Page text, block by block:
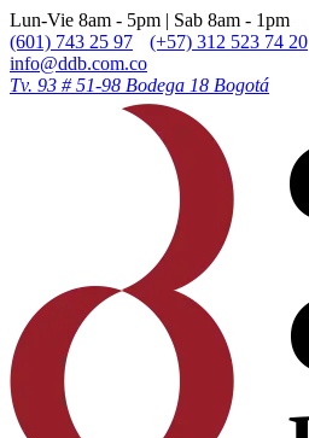
Lun-Vie 8am - 5pm | Sab 8am - 1pm
(601) 743 25 97
(+57) 312 523 74 20
info@ddb.com.co
Tv. 93 # 51-98 Bodega 18 Bogotá